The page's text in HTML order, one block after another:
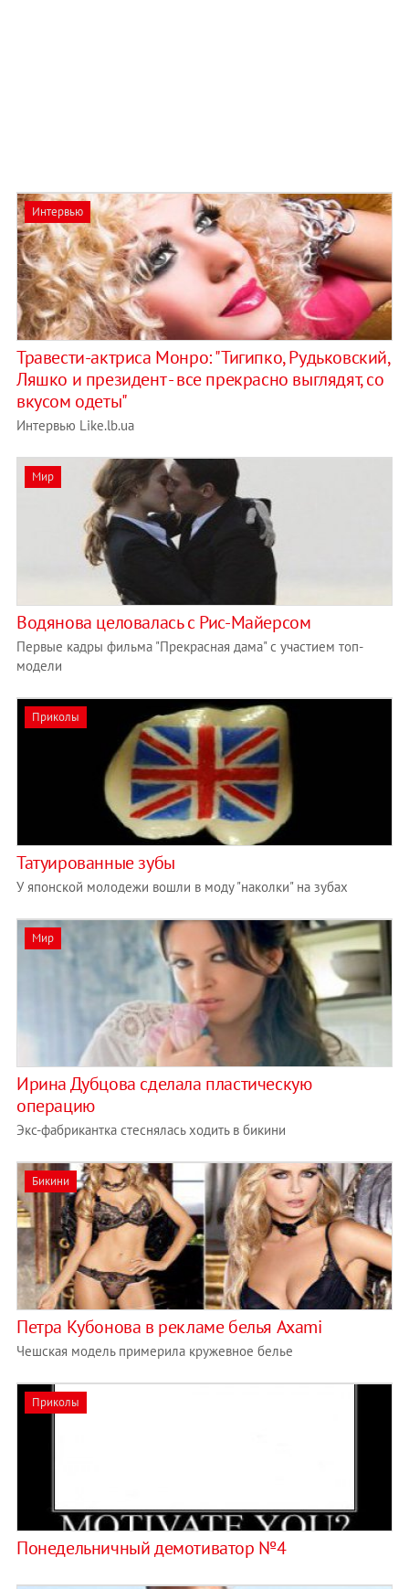
Интервью
Травести-актриса Монро: "Тигипко, Рудьковский,
Ляшко и президент - все прекрасно выглядят, со
вкусом одеты"
Интервью Like.lb.ua
Мир
Водянова целовалась с Рис-Майерсом
Первые кадры фильма "Прекрасная дама" с участием топ-
модели
Приколы
Татуированные зубы
У японской молодежи вошли в моду "наколки" на зубах
Мир
Ирина Дубцова сделала пластическую
операцию
Экс-фабрикантка стеснялась ходить в бикини
Бикини
Петра Кубонова в рекламе белья Axami
Чешская модель примерила кружевное белье
Приколы
Понедельничный демотиватор №4